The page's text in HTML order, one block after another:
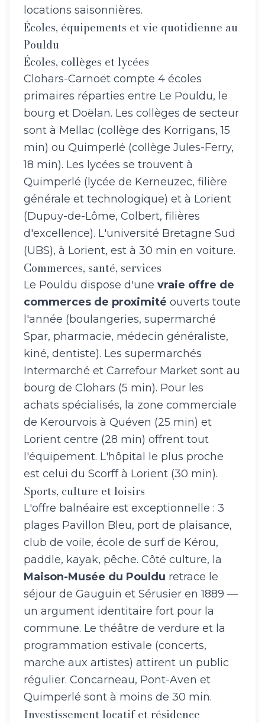
locations saisonnières.
Écoles, équipements et vie quotidienne au
Pouldu
Écoles, collèges et lycées
Clohars-Carnoët compte 4 écoles
primaires réparties entre Le Pouldu, le
bourg et Doëlan. Les collèges de secteur
sont à Mellac (collège des Korrigans, 15
min) ou Quimperlé (collège Jules-Ferry,
18 min). Les lycées se trouvent à
Quimperlé (lycée de Kerneuzec, filière
générale et technologique) et à Lorient
(Dupuy-de-Lôme, Colbert, filières
d'excellence). L'université Bretagne Sud
(UBS), à Lorient, est à 30 min en voiture.
Commerces, santé, services
Le Pouldu dispose d'une vraie offre de
commerces de proximité ouverts toute
l'année (boulangeries, supermarché
Spar, pharmacie, médecin généraliste,
kiné, dentiste). Les supermarchés
Intermarché et Carrefour Market sont au
bourg de Clohars (5 min). Pour les
achats spécialisés, la zone commerciale
de Kerourvois à Quéven (25 min) et
Lorient centre (28 min) offrent tout
l'équipement. L'hôpital le plus proche
est celui du Scorff à Lorient (30 min).
Sports, culture et loisirs
L'offre balnéaire est exceptionnelle : 3
plages Pavillon Bleu, port de plaisance,
club de voile, école de surf de Kérou,
paddle, kayak, pêche. Côté culture, la
Maison-Musée du Pouldu retrace le
séjour de Gauguin et Sérusier en 1889 —
un argument identitaire fort pour la
commune. Le théâtre de verdure et la
programmation estivale (concerts,
marche aux artistes) attirent un public
régulier. Concarneau, Pont-Aven et
Quimperlé sont à moins de 30 min.
Investissement locatif et résidence